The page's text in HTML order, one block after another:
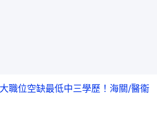
職位空缺最低中三學歷！海關/醫衞